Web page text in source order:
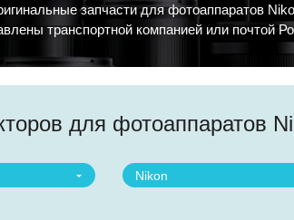
запчасти для фотоаппаратов
транспортной компанией или почтой
для фотоаппаратов
Nikon